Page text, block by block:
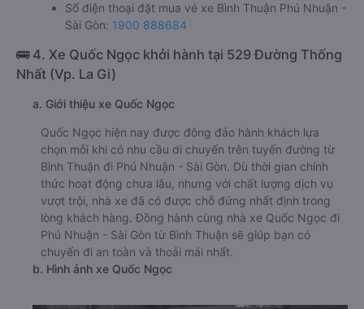
Số điện thoại đặt mua vé xe Bình Thuận Phú Nhuận -
Sài Gòn: 1900 888684
🚌 4. Xe Quốc Ngọc khởi hành tại 529 Đường Thống
Nhất (Vp. La Gi)
a. Giới thiệu xe Quốc Ngọc
Quốc Ngọc hiện nay được đông đảo hành khách lựa
chọn mỗi khi có nhu cầu di chuyển trên tuyến đường từ
Bình Thuận đi Phú Nhuận - Sài Gòn. Dù thời gian chính
thức hoạt động chưa lâu, nhưng với chất lượng dịch vụ
vượt trội, nhà xe đã có được chỗ đứng nhất định trong
lòng khách hàng. Đồng hành cùng nhà xe Quốc Ngọc đi
Phú Nhuận - Sài Gòn từ Bình Thuận sẽ giúp bạn có
chuyến đi an toàn và thoải mái nhất.
b. Hình ảnh xe Quốc Ngọc